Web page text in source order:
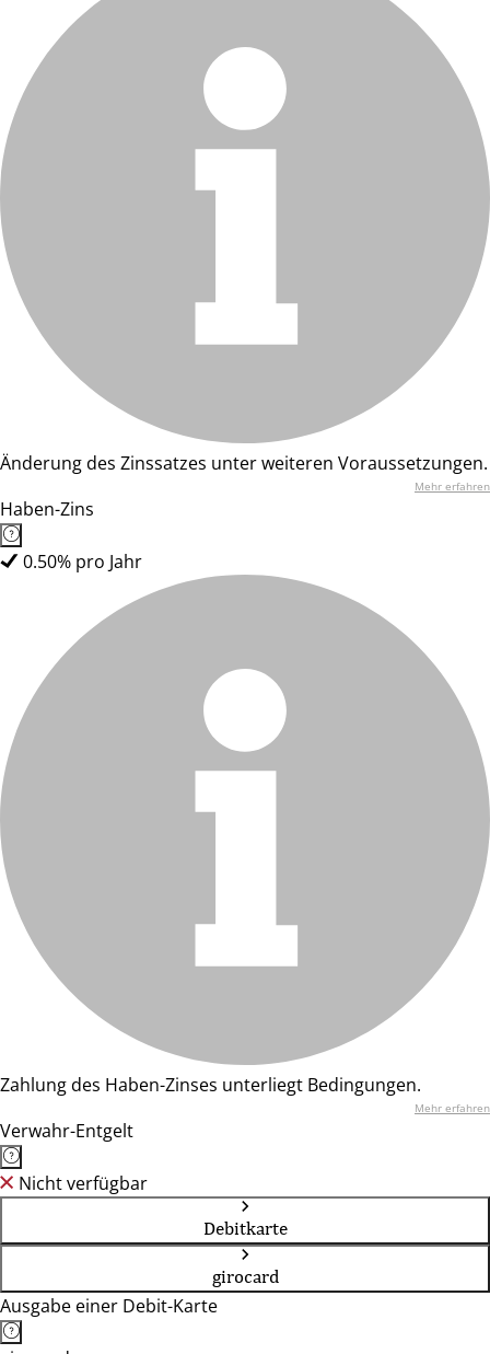
Änderung des Zinssatzes unter weiteren Voraussetzungen.
Mehr erfahren
Haben-Zins
0.50% pro Jahr
Zahlung des Haben-Zinses unterliegt Bedingungen.
Mehr erfahren
Verwahr-Entgelt
Nicht verfügbar
Debitkarte
girocard
Ausgabe einer Debit-Karte